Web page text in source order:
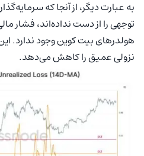
به عبارت دیگر، از آنجا که
توجهی را از دست نداده‌اند، فشار
هولدرهای بیت کوین وجود ندارد.
نزولی عمیق را کاهش می‌دهد.